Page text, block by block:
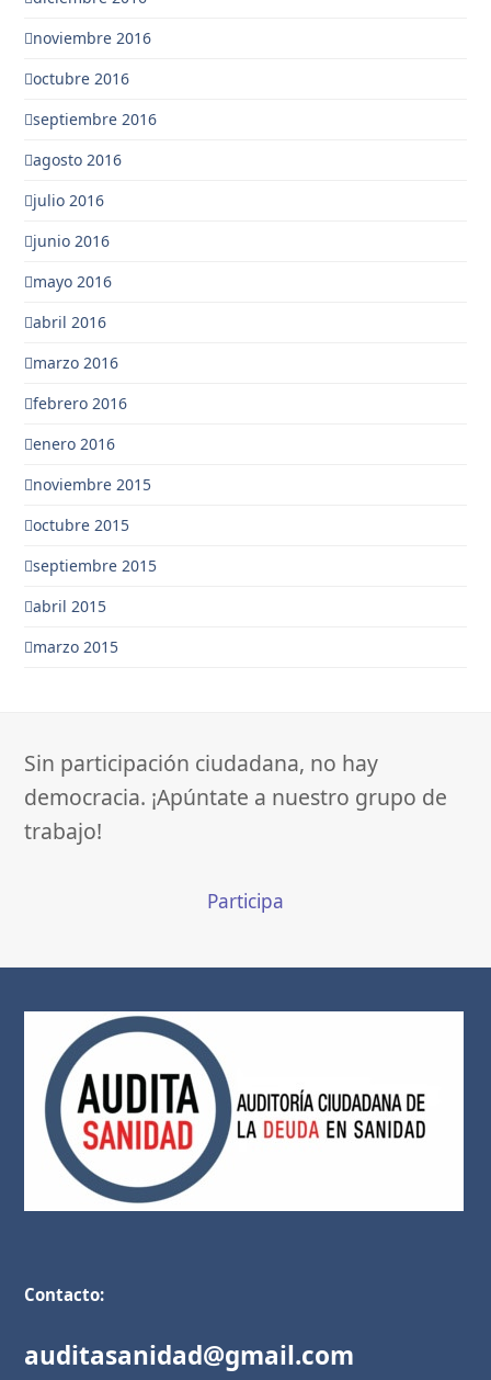
noviembre 2016
octubre 2016
septiembre 2016
agosto 2016
julio 2016
junio 2016
mayo 2016
abril 2016
marzo 2016
febrero 2016
enero 2016
noviembre 2015
octubre 2015
septiembre 2015
abril 2015
marzo 2015
Sin participación ciudadana, no hay
democracia. ¡Apúntate a nuestro grupo de
trabajo!
Participa
Contacto:
auditasanidad@gmail.com